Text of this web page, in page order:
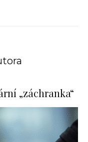
„záchranka“